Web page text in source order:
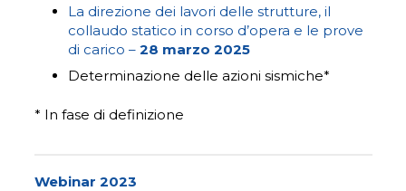
La direzione dei lavori delle strutture, il
collaudo statico in corso d’opera e le prove
di carico – 28 marzo 2025
Determinazione delle azioni sismiche*
* In fase di definizione
Webinar 2023